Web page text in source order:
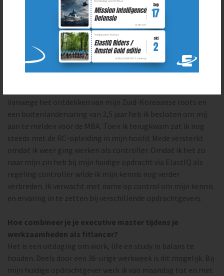
Controlling een executive master te volgen naast je
drukke project?
Ik heb het altijd leuk gevonden om te studeren en in mijn
achterhoofd gehouden om de Register Control (RC) –
opleiding te volgen. Voordat ik mij heb aangemeld voor de
MBA in Zuid-Korea heb ik ook erg veel nagedacht over het
Vanwege het ontdekken van mijn Zuid-Koreaanse roots en
een buitenlandervaring van 2,5 jaar heb ik besloten om mij
aan te melden voor de MBA. Toen ik terugkwam zat ik nog
steeds met de RC-opleiding in mijn hoofd. Mede versterkt
omdat ik weer ging werken als controller. Omdat ik het zo
naar mijn zin heb bij mijn huidige opdracht via ElastIQ als
regeling controller wilde ik mijn kennis nog verder
verbreden. Ik verwacht met name op control om mijn kennis
en ervaring in te zetten bij verschillende opdrachtgevers.
Hoe combineer je je executive master tijdens je
werkzaamheden als fitlancer?
Het is een uitdaging om work, life en study in balans te
houden. Deels door een 36-urige werkweek is dit mogelijk. Bij
mijn huidige opdrachtgever werk ik van maandag tot en met